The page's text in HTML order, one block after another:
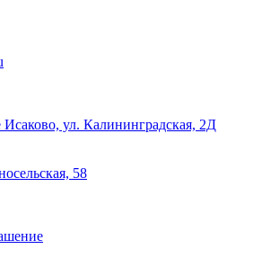
ул. Калининградская, 2Д
58